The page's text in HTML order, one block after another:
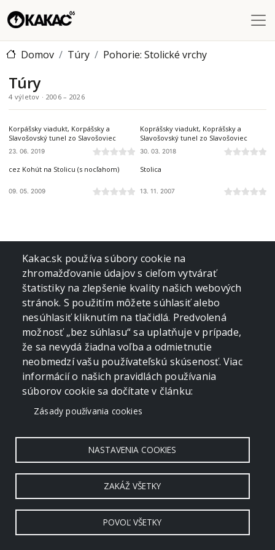
Domov Túry Pohorie: Stolické vrchy
Túry
4 výletov · 2006 – 2026
STOLICKÉ VRCHY
Korpášsky viadukt, Korpášsky a
Slavošovský tunel zo Slavošoviec
23. 06. 2019
STOLICKÉ VRCHY
Koprášsky viadukt, Koprášsky a
Slavošovský tunel zo Slavošoviec
30. 03. 2018
STOLICKÉ VRCHY
cez Kohút na Stolicu (s nocľahom)
09. 05. 2009
STOLICKÉ VRCHY
Stolica
13. 11. 2007
Copyright © 2006 - 2026 by crevko
Kakac.sk používa súbory cookie na
zhromažďovanie údajov s cieľom vytvárať
štatistiky na zlepšenie kvality našich webových
stránok. S použitím môžete súhlasiť alebo
nesúhlasiť kliknutím na tlačidlá. Predvolená
možnosť „bez súhlasu“ sa uplatňuje v prípade,
že sa nevydá žiadna voľba a odmietnutie
neobmedzí vašu používateľskú skúsenosť. Viac
informácií o našich pravidlách používania
súborov cookie sa dočítate v článku:
Zásady používania cookies
NASTAVENIA COOKIES
ZAKÁŽ VŠETKY
POVOĽ VŠETKY